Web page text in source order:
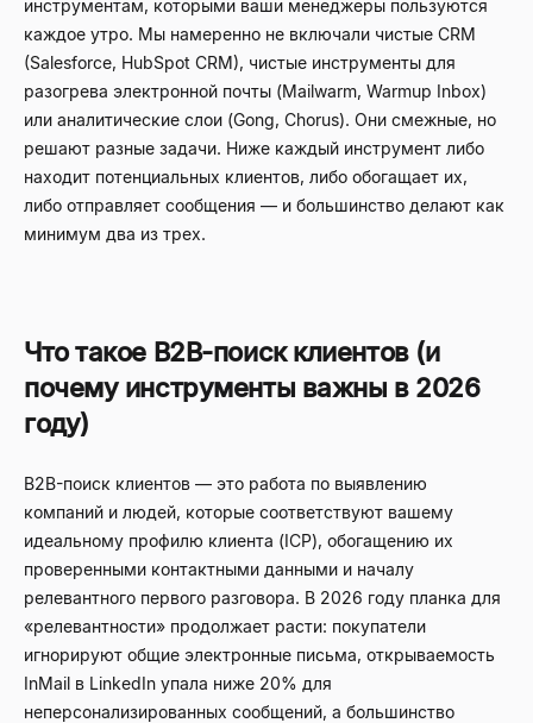
инструментам, которыми ваши менеджеры пользуются
каждое утро. Мы намеренно не включали чистые CRM
(Salesforce, HubSpot CRM), чистые инструменты для
разогрева электронной почты (Mailwarm, Warmup Inbox)
или аналитические слои (Gong, Chorus). Они смежные, но
решают разные задачи. Ниже каждый инструмент либо
находит потенциальных клиентов, либо обогащает их,
либо отправляет сообщения — и большинство делают как
минимум два из трех.
Что такое B2B-поиск клиентов (и
почему инструменты важны в 2026
году)
B2B-поиск клиентов — это работа по выявлению
компаний и людей, которые соответствуют вашему
идеальному профилю клиента (ICP), обогащению их
проверенными контактными данными и началу
релевантного первого разговора. В 2026 году планка для
«релевантности» продолжает расти: покупатели
игнорируют общие электронные письма, открываемость
InMail в LinkedIn упала ниже 20% для
неперсонализированных сообщений, а большинство